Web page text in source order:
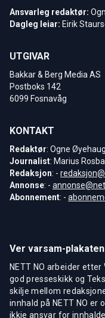
Ansvarleg redaktør:
Dagleg leiar: Eirik
UTGIVAR
Bakkar & Berg Media AS
Postboks 142
6099 Fosnavåg
KONTAKT
Redaktør: Ogne
Journalist: Marius
Redaksjon: -
Annonse: -
Abonnement: -
Ver varsam-plakaten
NETT NO arbeider
god presseskikk og
skilje mellom
innhald på NETT NO er
ikkje ansvar for